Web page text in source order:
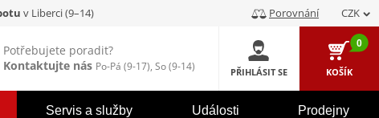
v Liberci (9–14) Porovnání CZK
Potřebujete poradit?
Kontaktujte nás Po-Pá (9-17), So (9-14) PŘIHLÁSIT SE
0
KOŠÍK
Servis a služby Události Prodejny